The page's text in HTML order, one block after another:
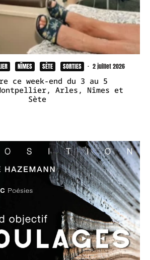
NÎMES SÈTE SORTIES · 2 juillet 2026
ce week-end du 3 au 5
Arles, Nîmes et
Sète